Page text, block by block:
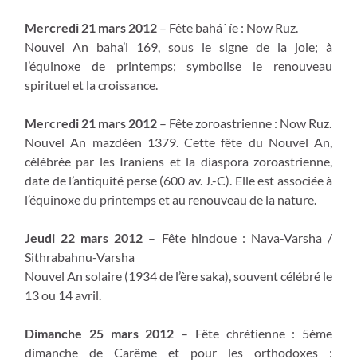
Mercredi 21 mars 2012 – Fête bahá´ íe : Now Ruz.
Nouvel An baha’i 169, sous le signe de la joie; à
l’équinoxe de printemps; symbolise le renouveau
spirituel et la croissance.
Mercredi 21 mars 2012 – Fête zoroastrienne : Now Ruz.
Nouvel An mazdéen 1379. Cette fête du Nouvel An,
célébrée par les Iraniens et la diaspora zoroastrienne,
date de l’antiquité perse (600 av. J.-C). Elle est associée à
l’équinoxe du printemps et au renouveau de la nature.
Jeudi 22 mars 2012 – Fête hindoue : Nava-Varsha /
Sithrabahnu-Varsha
Nouvel An solaire (1934 de l’ère saka), souvent célébré le
13 ou 14 avril.
Dimanche 25 mars 2012 – Fête chrétienne : 5ème
dimanche de Carême et pour les orthodoxes :